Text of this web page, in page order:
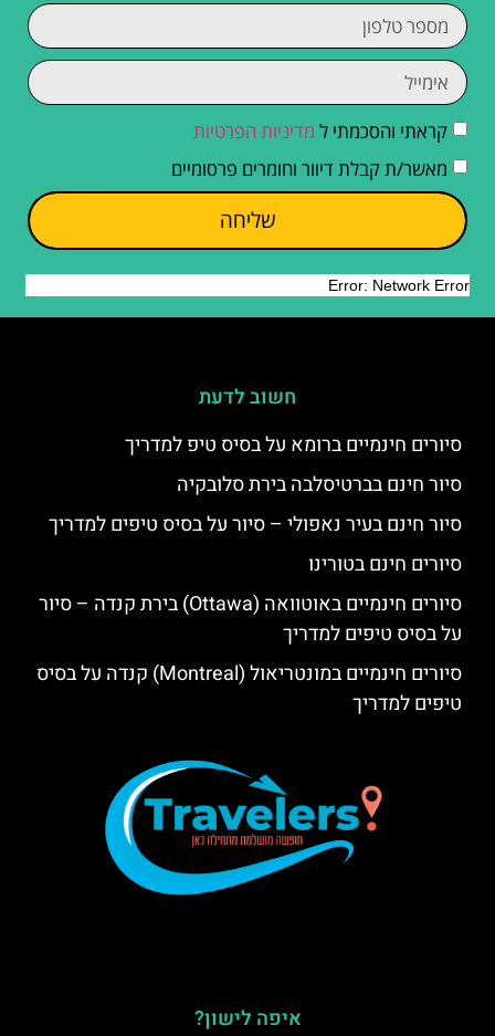
קראתי והסכמתי ל מדיניות הפרטיות
מאשר/ת קבלת דיוור וחומרים פרסומיים
שליחה
חשוב לדעת
סיורים חינמיים ברומא על בסיס טיפ למדריך
סיור חינם בברטיסלבה בירת סלובקיה
סיור חינם בעיר נאפולי – סיור על בסיס טיפים למדריך
סיורים חינם בטורינו
סיורים חינמיים באוטוואה (Ottawa) בירת קנדה – סיור
על בסיס טיפים למדריך
סיורים חינמיים במונטריאול (Montreal) קנדה על בסיס
טיפים למדריך
איפה לישון?